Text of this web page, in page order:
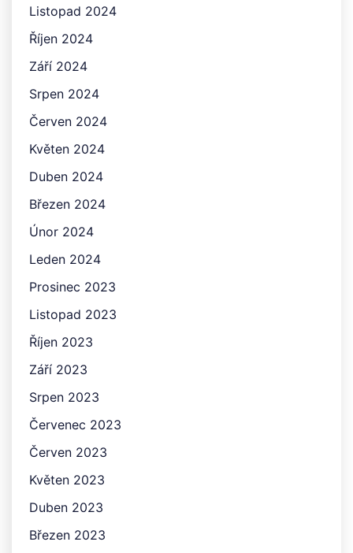
Listopad 2024
Říjen 2024
Září 2024
Srpen 2024
Červen 2024
Květen 2024
Duben 2024
Březen 2024
Únor 2024
Leden 2024
Prosinec 2023
Listopad 2023
Říjen 2023
Září 2023
Srpen 2023
Červenec 2023
Červen 2023
Květen 2023
Duben 2023
Březen 2023